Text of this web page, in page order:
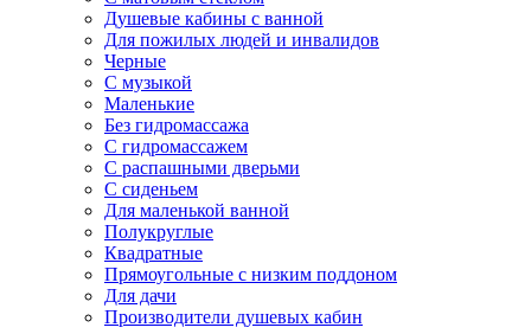
Душевые кабины с ванной
Для пожилых людей и инвалидов
Черные
С музыкой
Маленькие
Без гидромассажа
С гидромассажем
С распашными дверьми
С сиденьем
Для маленькой ванной
Полукруглые
Квадратные
Прямоугольные с низким поддоном
Для дачи
Производители душевых кабин